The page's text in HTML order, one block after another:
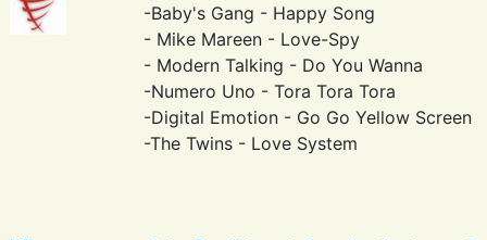
-Baby's Gang - Happy Song
- Mike Mareen - Love-Spy
- Modern Talking - Do You Wanna
-Numero Uno - Tora Tora Tora
-Digital Emotion - Go Go Yellow Screen
-The Twins - Love System